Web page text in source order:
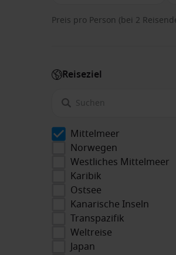
Preis pro Person (bei 2
Reiseziel
Mittelmeer
Norwegen
Westliches Mittelmeer
Karibik
Ostsee
Kanarische Inseln
Transpazifik
Weltreise
Japan